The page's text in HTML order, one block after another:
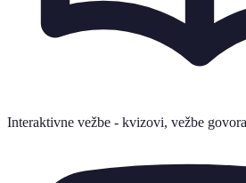
Interaktivne vežbe - kvizovi, vežbe